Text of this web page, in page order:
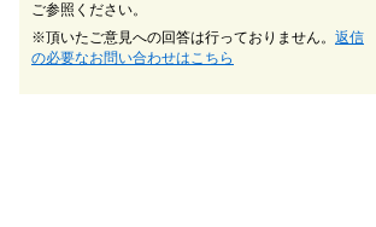
ご参照ください。
※頂いたご意見への回答は行っておりません。 返信
の必要なお問い合わせはこちら